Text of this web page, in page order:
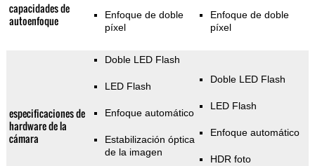
capacidades de
autoenfoque
Enfoque de doble
píxel
Enfoque de doble
píxel
especificaciones de
hardware de la
cámara
Doble LED Flash
LED Flash
Enfoque automático
Estabilización óptica
de la imagen
Doble LED Flash
LED Flash
Enfoque automático
HDR foto